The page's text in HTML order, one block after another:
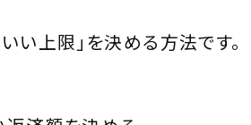
い上限」を決める方法です。